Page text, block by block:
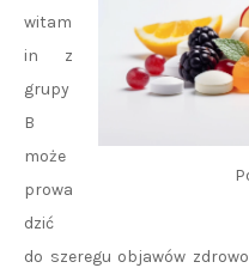
witam
in z
grupy
B
może
prowa
dzić
do szeregu objawów